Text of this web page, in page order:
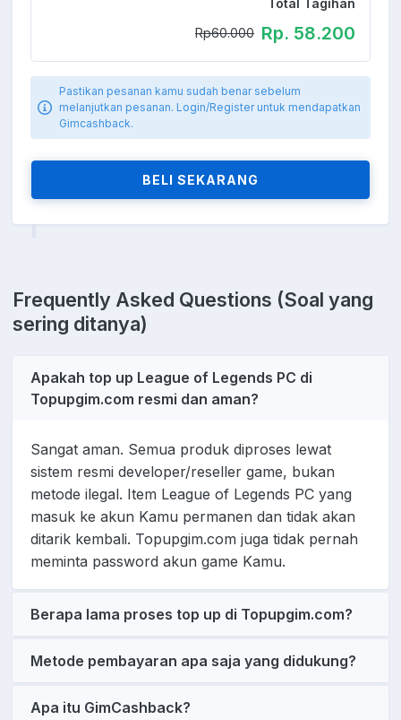
Rp60.000 Rp. 58.200
Pastikan pesanan kamu sudah benar sebelum
melanjutkan pesanan. Login/Register untuk mendapatkan
Gimcashback.
BELI SEKARANG
Frequently Asked Questions (Soal yang
sering ditanya)
Apakah top up League of Legends PC di
Topupgim.com resmi dan aman?
Sangat aman. Semua produk diproses lewat
sistem resmi developer/reseller game, bukan
metode ilegal. Item League of Legends PC yang
masuk ke akun Kamu permanen dan tidak akan
ditarik kembali. Topupgim.com juga tidak pernah
meminta password akun game Kamu.
Berapa lama proses top up di Topupgim.com?
Metode pembayaran apa saja yang didukung?
Apa itu GimCashback?